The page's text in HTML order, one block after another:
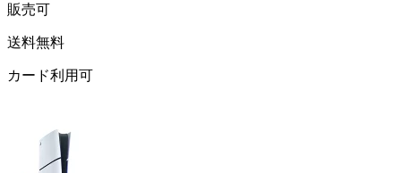
販売可
送料無料
カード利用可